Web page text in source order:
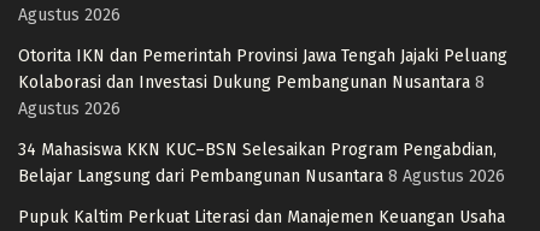
Agustus 2026
Otorita IKN dan Pemerintah Provinsi Jawa Tengah Jajaki Peluang
Kolaborasi dan Investasi Dukung Pembangunan Nusantara 8
Agustus 2026
34 Mahasiswa KKN KUC–BSN Selesaikan Program Pengabdian,
Belajar Langsung dari Pembangunan Nusantara 8 Agustus 2026
Pupuk Kaltim Perkuat Literasi dan Manajemen Keuangan Usaha